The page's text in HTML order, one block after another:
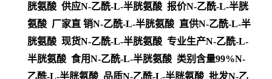
胱氨酸 供应N-乙酰-L-半胱氨酸 报价N-乙酰-L-半胱
氨酸 厂家直 销N-乙酰-L-半胱氨酸 直供N-乙酰-L-半
胱氨酸 现货N-乙酰-L-半胱氨酸 专业生产N-乙酰-L-
半胱氨酸 食用N-乙酰-L-半胱氨酸 类别含量99%N-
乙酰-L-半胱氨酸 品质N-乙酰-L-半胱氨酸 批发N-乙